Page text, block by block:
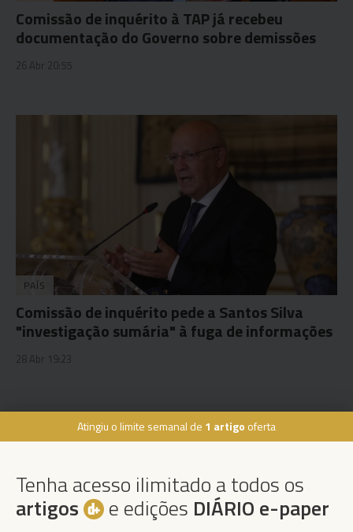
Atingiu o limite semanal de 1 artigo oferta
Tenha acesso ilimitado a todos os
artigos e edições DIÁRIO e-paper
Comissão de inquérito à TAP já recebeu
documentação do Governo sobre demissões
26 Abr 20:55
PAÍS
Comissão de inquérito pede a Santos Silva
"investigação sumária" à fuga de informações
28 Abr 19:23
291 202 300
Instale a nossa App
Podcasts ×